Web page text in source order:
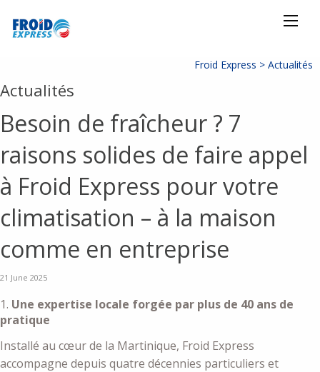
Froid Express > Actualités
Actualités
Besoin de fraîcheur ? 7
raisons solides de faire appel
à Froid Express pour votre
climatisation – à la maison
comme en entreprise
21 June 2025
1. Une expertise locale forgée par plus de 40 ans de
pratique
Installé au cœur de la Martinique, Froid Express
accompagne depuis quatre décennies particuliers et